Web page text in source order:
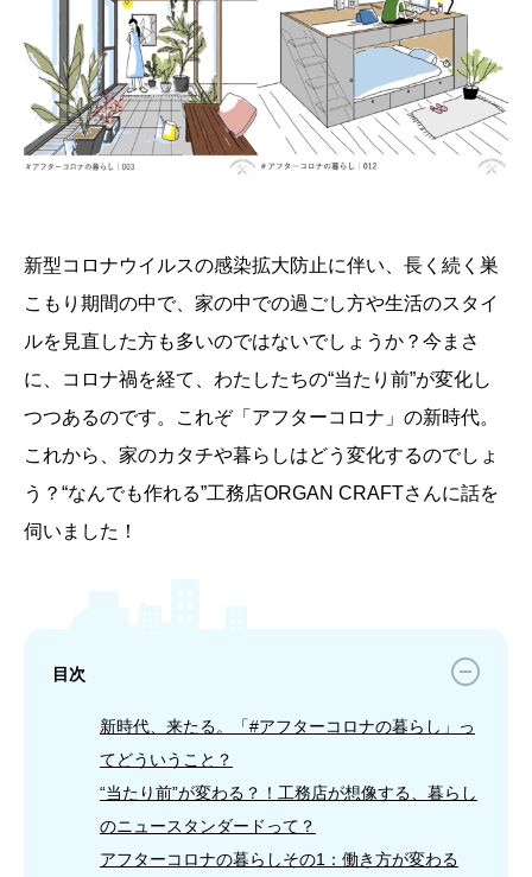
新型コロナウイルスの感染拡大防止に伴い、長く続く巣
こもり期間の中で、家の中での過ごし方や生活のスタイ
ルを見直した方も多いのではないでしょうか？今まさ
に、コロナ禍を経て、わたしたちの“当たり前”が変化し
つつあるのです。これぞ「アフターコロナ」の新時代。
これから、家のカタチや暮らしはどう変化するのでしょ
う？“なんでも作れる”工務店ORGAN CRAFTさんに話を
伺いました！
目次
新時代、来たる。「#アフターコロナの暮らし」っ
てどういうこと？
“当たり前”が変わる？！工務店が想像する、暮らし
のニュースタンダードって？
アフターコロナの暮らしその1：働き方が変わる